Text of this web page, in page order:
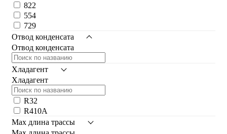
822
554
729
Отвод конденсата
Отвод конденсата
Хладагент
Хладагент
R32
R410A
Max длина трассы